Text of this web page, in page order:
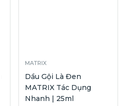
MATRIX
Dầu Gội Là Đen
MATRIX Tác Dụng
Nhanh | 25ml